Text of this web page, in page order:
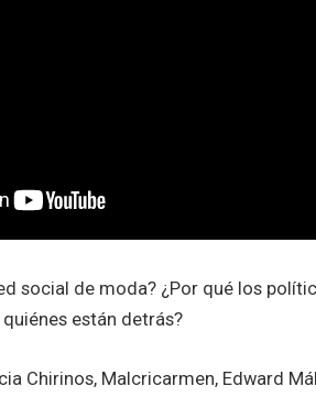
social de moda? ¿Por qué los
están detrás?
Chirinos, Malcricarmen, Edward